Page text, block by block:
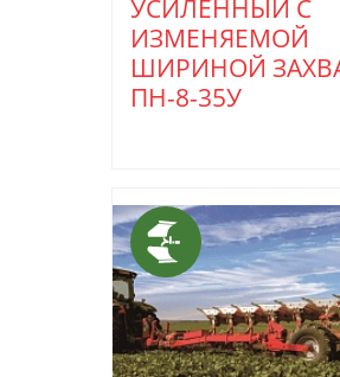
УСИЛЕННЫЙ С
ИЗМЕНЯЕМОЙ
ШИРИНОЙ
ПН-8-35У